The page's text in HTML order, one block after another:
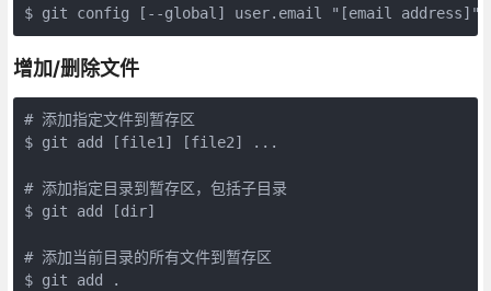
$ git config [--global] user.email "[email address]"
增加/删除文件
# 添加指定文件到暂存区
$ git add [file1] [file2] ...
# 添加指定目录到暂存区，包括子目录
$ git add [dir]
# 添加当前目录的所有文件到暂存区
$ git add .